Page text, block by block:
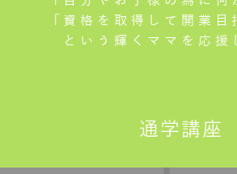
「資格を取得して開業目
という輝くママを応援
通学講座